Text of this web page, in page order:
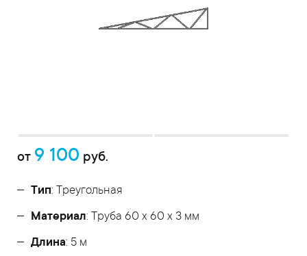
от 9 100 руб.
Тип: Треугольная
Материал: Труба 60 x 60 x 3 мм
Длина: 5 м